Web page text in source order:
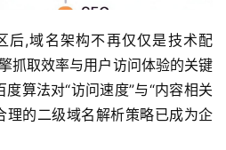
后,域名架构不再仅仅是技术配
抓取效率与用户访问体验的关键
算法对“访问速度”与“内容相关
理的二级域名解析策略已成为企